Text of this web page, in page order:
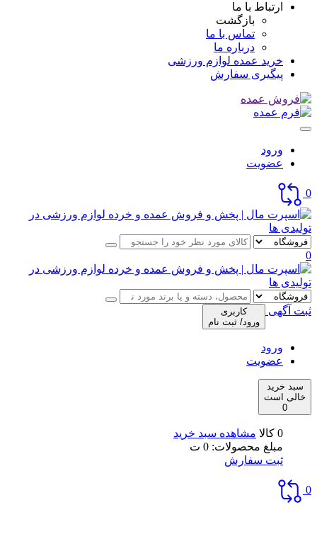
ارتباط با ما
بازگشت
تماس با ما
درباره ما
خرید عمده لوازم ورزشی
پیگیری سفارش
ورود
عضویت
0
0
ثبت آگهی
کاربری
ورود/ ثبت نام
ورود
عضویت
سبد خرید
خالی است
0
0 کالا
مشاهده سبد خرید
مبلغ محصولات: 0 ت
ثبت سفارش
0